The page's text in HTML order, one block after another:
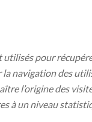
utilisés pour
navigation des
l’origine des
à un niveau